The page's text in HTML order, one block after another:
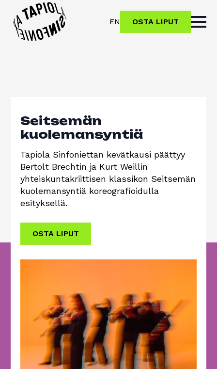
EN OSTA LIPUT
Seitsemän
kuolemansyntiä
Tapiola Sinfoniettan kevätkausi päättyy
Bertolt Brechtin ja Kurt Weillin
yhteiskuntakriittisen klassikon Seitsemän
kuolemansyntiä koreografioidulla
esityksellä.
OSTA LIPUT